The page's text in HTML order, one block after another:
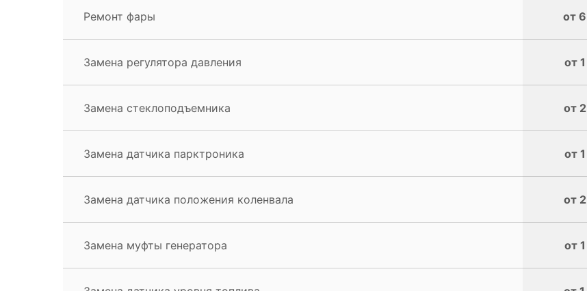
Ремонт фары от
Замена регулятора давления от
Замена стеклоподъемника от
Замена датчика парктроника от
Замена датчика положения коленвала от
Замена муфты генератора от